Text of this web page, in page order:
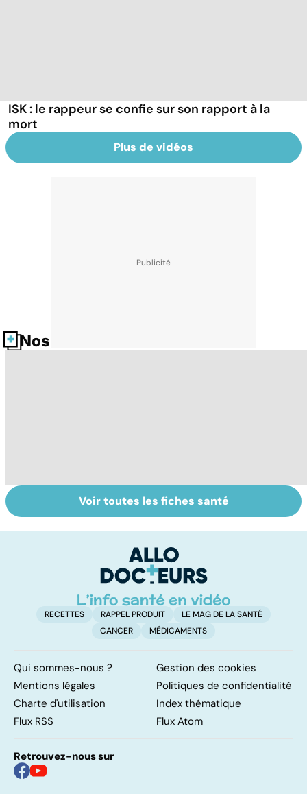
ISK : le rappeur se confie sur son rapport à la
mort
Plus de vidéos
Nos fiches santé
La tuberculose
pulmonaire
Tout savoir sur
les infections
Voir toutes les fiches santé
RECETTES RAPPEL PRODUIT
LE MAG DE LA SANTÉ
CANCER
MÉDICAMENTS
Qui sommes-nous ?
Gestion des cookies
Mentions légales
Politiques de confidentialité
Charte d'utilisation
Index thématique
Flux RSS
Flux Atom
Retrouvez-nous sur